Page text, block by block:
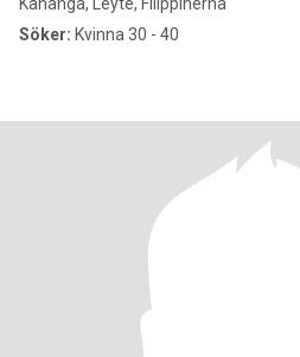
Söker: Kvinna 30 - 40